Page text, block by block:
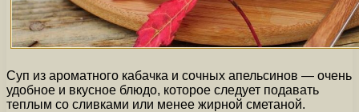
Суп из ароматного кабачка и сочных апельсинов — очень
удобное и вкусное блюдо, которое следует подавать
теплым со сливками или менее жирной сметаной.